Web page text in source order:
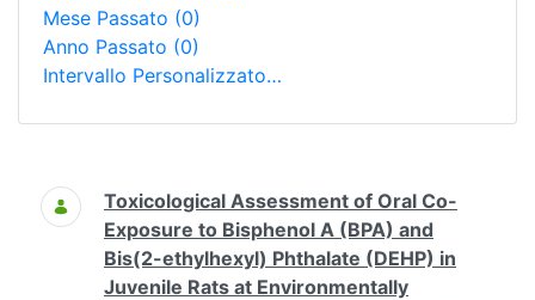
Mese Passato (0)
Anno Passato (0)
Intervallo Personalizzato…
Ricerca
Toxicological Assessment of Oral Co-
Exposure to Bisphenol A (BPA) and
Bis(2-ethylhexyl) Phthalate (DEHP) in
Juvenile Rats at Environmentally